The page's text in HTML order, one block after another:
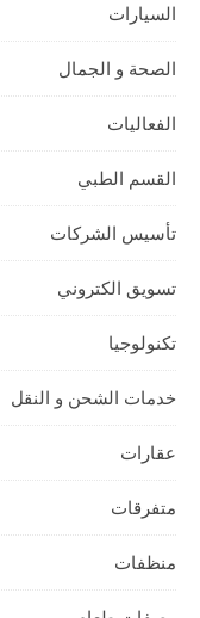
السيارات
الصحة و الجمال
الفعاليات
القسم الطبي
تأسيس الشركات
تسويق الكتروني
تكنولوجيا
خدمات الشحن و النقل
عقارات
متفرقات
منظفات